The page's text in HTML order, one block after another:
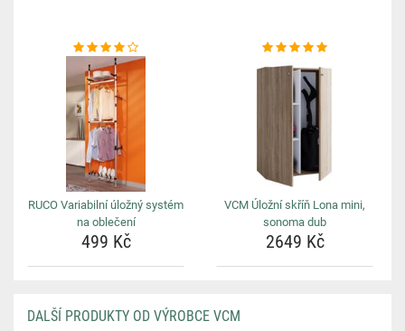
RUCO Variabilní úložný systém
na oblečení
499 Kč
VCM Úložní skříň Lona mini,
sonoma dub
2649 Kč
DALŠÍ PRODUKTY OD VÝROBCE VCM